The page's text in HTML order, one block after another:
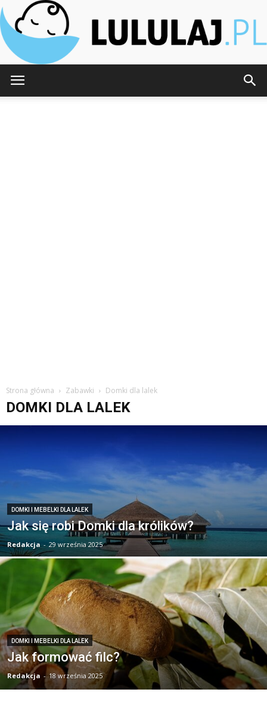
Strona główna Zabawki Domki dla lalek
DOMKI DLA LALEK
DOMKI I MEBELKI DLA LALEK
Jak się robi Domki dla królików?
Redakcja - 29 września 2025
DOMKI I MEBELKI DLA LALEK
Jak formować filc?
Redakcja - 18 września 2025